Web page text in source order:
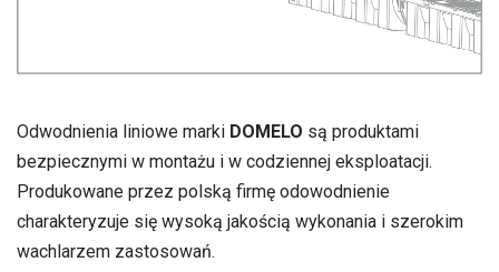
Odwodnienia liniowe marki DOMELO są produktami
bezpiecznymi w montażu i w codziennej eksploatacji.
Produkowane przez polską firmę odowodnienie
charakteryzuje się wysoką jakością wykonania i szerokim
wachlarzem zastosowań.